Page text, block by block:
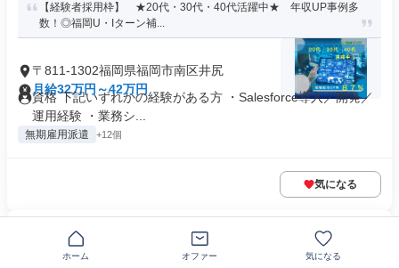
【経験者採用枠】 ★20代・30代・40代活躍中★ 年収UP事例多
数！◎福岡U・Iターン補...
〒811-1302福岡県福岡市南区井尻
月給32万円～42万円
資格 下記いずれかの経験がある方 ・Salesforce導入／開発／
運用経験 ・業務シ...
無期雇用派遣 +12個
気になる
ドローンの組み込み開発エンジニア
ホーム オファー 気になる